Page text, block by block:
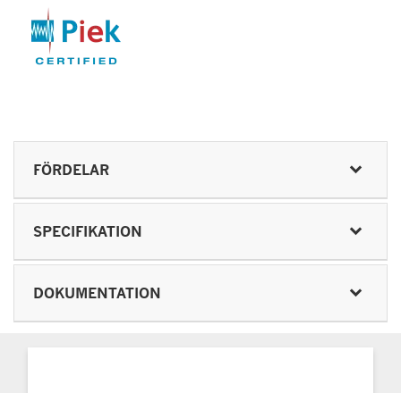
FÖRDELAR
SPECIFIKATION
DOKUMENTATION